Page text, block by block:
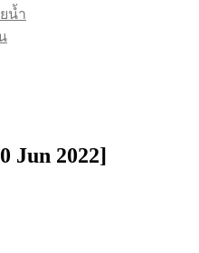
น้ำ
Jun 2022]